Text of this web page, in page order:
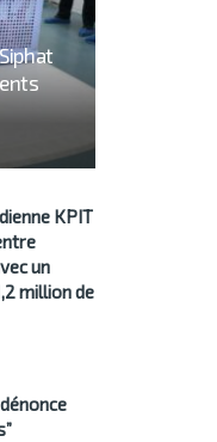
KPIT
un
million de